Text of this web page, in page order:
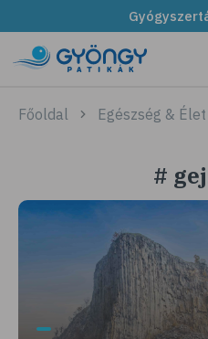
Főoldal Egészség & Élet
#